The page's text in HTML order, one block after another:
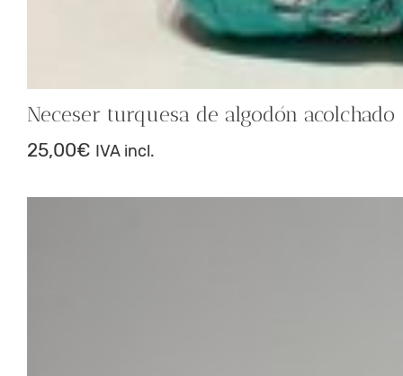
Neceser turquesa de algodón acolchado
25,00€ IVA incl.